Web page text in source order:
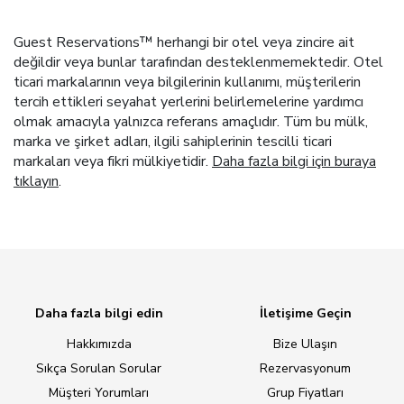
Guest Reservations™ herhangi bir otel veya zincire ait
değildir veya bunlar tarafından desteklenmemektedir. Otel
ticari markalarının veya bilgilerinin kullanımı, müşterilerin
tercih ettikleri seyahat yerlerini belirlemelerine yardımcı
olmak amacıyla yalnızca referans amaçlıdır. Tüm bu mülk,
marka ve şirket adları, ilgili sahiplerinin tescilli ticari
markaları veya fikri mülkiyetidir. Daha fazla bilgi için buraya
tıklayın.
Daha fazla bilgi edin
Hakkımızda
Sıkça Sorulan Sorular
Müşteri Yorumları
İletişime Geçin
Bize Ulaşın
Rezervasyonum
Grup Fiyatları